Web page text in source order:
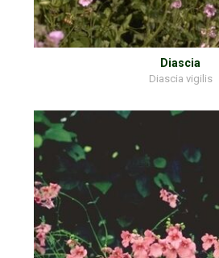
Diascia
Diascia vigilis